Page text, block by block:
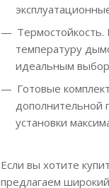
температуру
идеальным
Готовые
дополнительной
установки
Если вы хотите
предлагаем